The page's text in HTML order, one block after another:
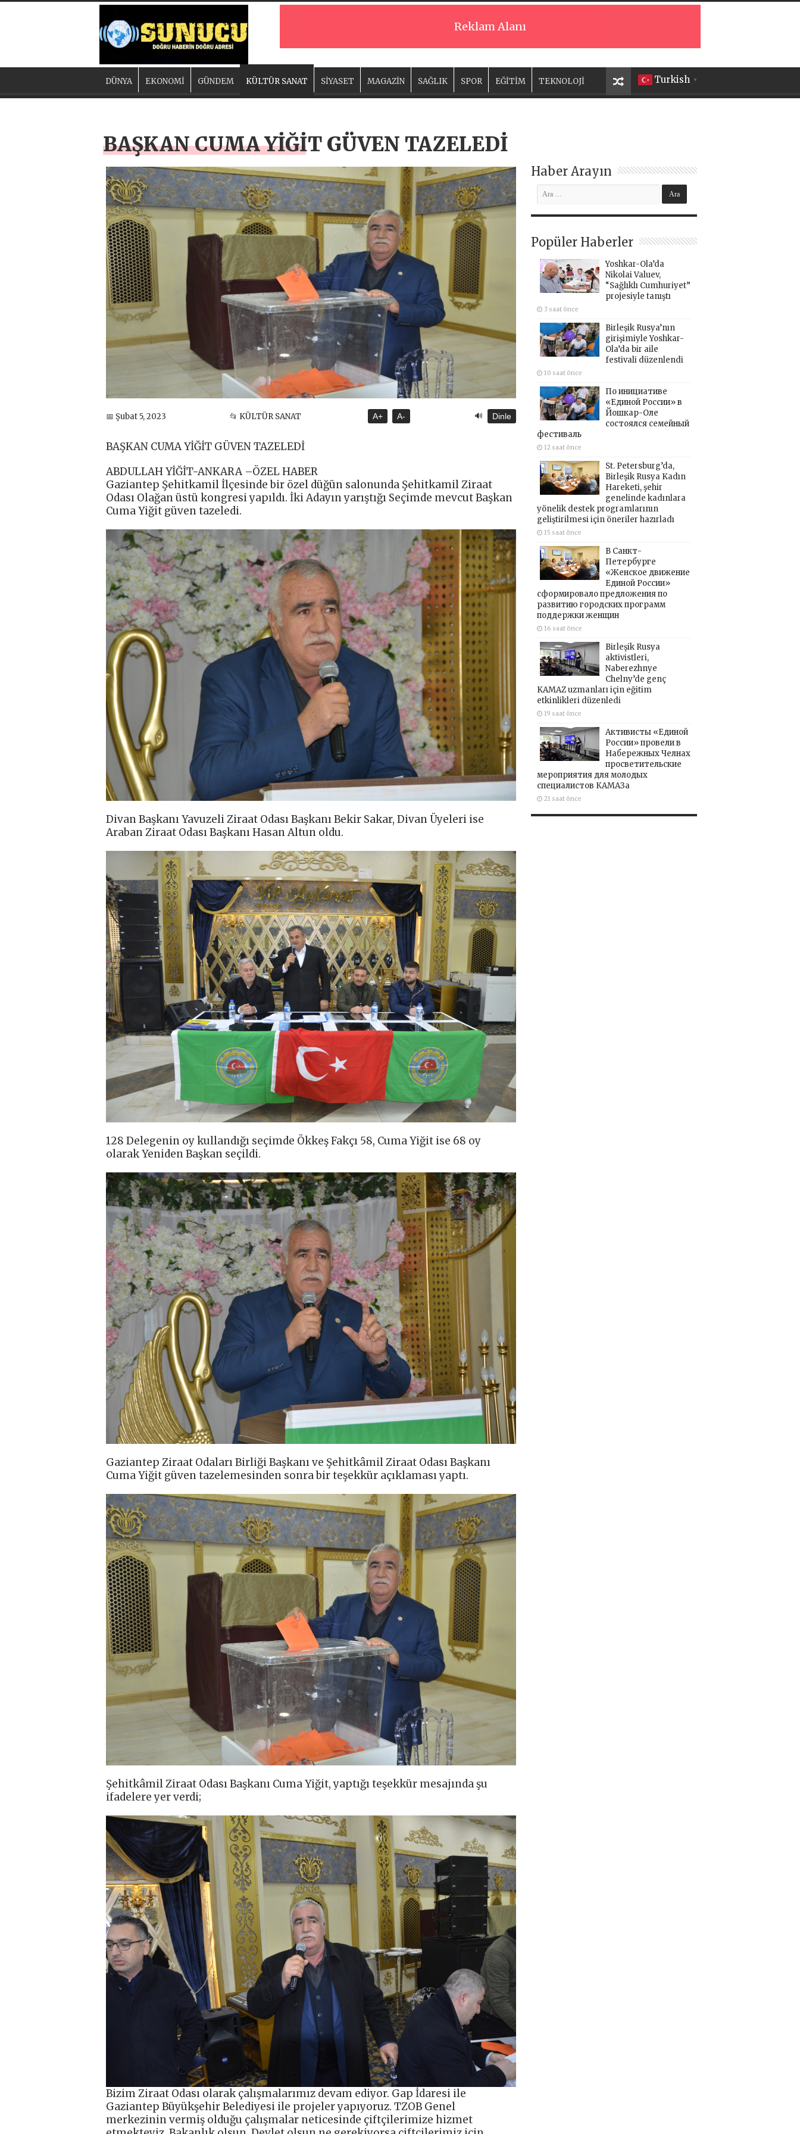
Reklam Alanı
Turkish ▼
DÜNYA EKONOMİ GÜNDEM KÜLTÜR SANAT SİYASET MAGAZİN SAĞLIK SPOR EĞİTİM TEKNOLOJİ
BAŞKAN CUMA YİĞİT GÜVEN TAZELEDİ
📅 Şubat 5, 2023 📂 KÜLTÜR SANAT A+ A- 🔊 Dinle
BAŞKAN CUMA YİĞİT GÜVEN TAZELEDİ
ABDULLAH YİĞİT-ANKARA –ÖZEL HABER
Gaziantep Şehitkamil İlçesinde bir özel düğün salonunda Şehitkamil Ziraat
Odası Olağan üstü kongresi yapıldı. İki Adayın yarıştığı Seçimde mevcut Başkan
Cuma Yiğit güven tazeledi.
Divan Başkanı Yavuzeli Ziraat Odası Başkanı Bekir Sakar, Divan Üyeleri ise
Araban Ziraat Odası Başkanı Hasan Altun oldu.
128 Delegenin oy kullandığı seçimde Ökkeş Fakçı 58, Cuma Yiğit ise 68 oy
olarak Yeniden Başkan seçildi.
Gaziantep Ziraat Odaları Birliği Başkanı ve Şehitkâmil Ziraat Odası Başkanı
Cuma Yiğit güven tazelemesinden sonra bir teşekkür açıklaması yaptı.
Şehitkâmil Ziraat Odası Başkanı Cuma Yiğit, yaptığı teşekkür mesajında şu
ifadelere yer verdi;
Bizim Ziraat Odası olarak çalışmalarımız devam ediyor. Gap İdaresi ile
Gaziantep Büyükşehir Belediyesi ile projeler yapıyoruz. TZOB Genel
merkezinin vermiş olduğu çalışmalar neticesinde çiftçilerimize hizmet
Haber Arayın
Popüler Haberler
Yoshkar-Ola’da
Nikolai Valuev,
“Sağlıklı Cumhuriyet”
projesiyle tanıştı
3 saat önce
Birleşik Rusya’nın
girişimiyle Yoshkar-
Ola’da bir aile
festivali düzenlendi
10 saat önce
По инициативе
«Единой России» в
Йошкар-Оле
состоялся семейный
фестиваль
12 saat önce
St. Petersburg’da,
Birleşik Rusya Kadın
Hareketi, şehir
genelinde kadınlara
yönelik destek programlarının
geliştirilmesi için öneriler hazırladı
15 saat önce
В Санкт-
Петербурге
«Женское движение
Единой России»
сформировало предложения по
развитию городских программ
поддержки женщин
16 saat önce
Birleşik Rusya
aktivistleri,
Naberezhnye
Chelny’de genç
KAMAZ uzmanları için eğitim
etkinlikleri düzenledi
19 saat önce
Активисты «Единой
России» провели в
Набережных Челнах
просветительские
мероприятия для молодых
специалистов КАМАЗа
21 saat önce